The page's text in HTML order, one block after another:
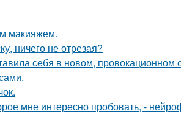
макияжем.
ничего не отрезая?
себя в новом, провокационном
мне интересно пробовать, -